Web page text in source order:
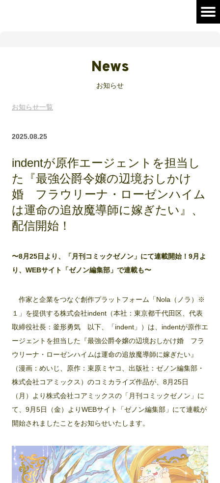
News
お知らせ
お知らせ一覧
2025.08.25
indentが原作エージェントを担当し
た『最強公爵令嬢の辺境おしかけ
婚 フラウリーナ・ローゼンハイム
は運命の追放魔導師に嫁ぎたい』、
配信開始！
〜8月25日より、「月刊コミックゼノン」にて連載開始！9月よ
り、WEBサイト「ゼノン編集部」で連載も〜
作家と企業をつなぐ創作プラットフォーム「Nola（ノラ）※
１」を提供する株式会社indent（本社：東京都千代田区、代表
取締役社長：釜形勇気 以下、「indent」）は、indentが原作エ
ージェントを担当した『最強公爵令嬢の辺境おしかけ婚 フラ
ウリーナ・ローゼンハイムは運命の追放魔導師に嫁ぎたい』
（漫画：めいじ、原作：束原ミヤコ、出版社：ゼノン編集部・
株式会社コアミックス）のコミカライズ作品が、8月25日
（月）より株式会社コアミックスの「月刊コミックゼノン」に
て、9月5日（金）よりWEBサイト「ゼノン編集部」にて連載が
開始されましたことをお知らせいたします。